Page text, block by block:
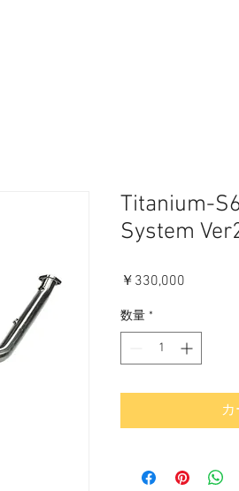
Titanium-
System
￥330,000
数量 *